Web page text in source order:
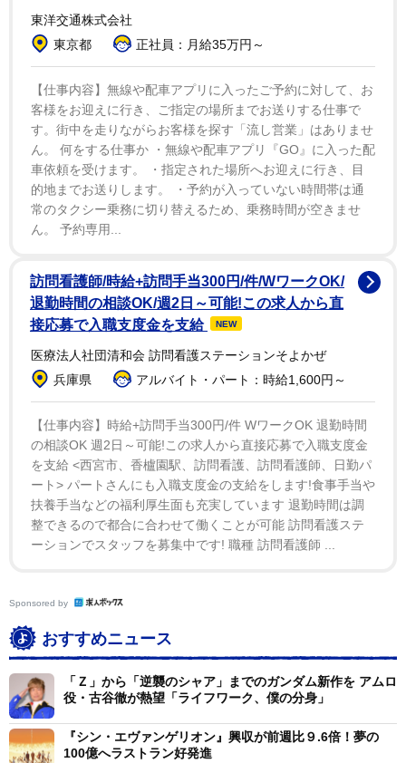
さらなるヒットを記念し２週目の入場者特典内容およ
び新規イラストを公開した。５週間限定「週替わり歴代
ガンダム劇場フィルム」は歴代シリーズの名場面をフィ
ルム化したもので、１８日以降の２週目は『機動戦士ガ
ンダム 逆襲のシャア』『機動戦士Ｚガンダム』『機動戦
士Ｚガンダム A New Translation 星を継ぐ者』『機動戦
士ＺガンダムⅡ A New Translation 恋人たち』『機動戦
士ＺガンダムⅢ A New Translation 星の鼓動は愛』『機
動戦士ガンダムＺＺ』が対象作品となる。新規イラスト
東洋交通株式会社
東京都
正社員：月給35万円～
【仕事内容】無線や配車アプリに入ったご予約に対して、お
客様をお迎えに行き、ご指定の場所までお送りする仕事で
す。街中を走りながらお客様を探す「流し営業」はありませ
ん。 何をする仕事か ・無線や配車アプリ『GO』に入った配
車依頼を受けます。 ・指定された場所へお迎えに行き、目
的地までお送りします。 ・予約が入っていない時間帯は通
常のタクシー乗務に切り替えるため、乗務時間が空きませ
ん。 予約専用...
訪問看護師/時給+訪問手当300円/件/WワークOK/
退勤時間の相談OK/週2日～可能!この求人から直
接応募で入職支度金を支給
NEW
医療法人社団清和会 訪問看護ステーションそよかぜ
兵庫県
アルバイト・パート：時給1,600円～
【仕事内容】時給+訪問手当300円/件 WワークOK 退勤時間
の相談OK 週2日～可能!この求人から直接応募で入職支度金
を支給 <西宮市、香櫨園駅、訪問看護、訪問看護師、日勤パ
ート> パートさんにも入職支度金の支給をします!食事手当や
扶養手当などの福利厚生面も充実しています 退勤時間は調
整できるので都合に合わせて働くことが可能 訪問看護ステ
ーションでスタッフを募集中です! 職種 訪問看護師 ...
Sponsored by
おすすめニュース
「Ｚ」から「逆襲のシャア」までのガンダム新作を アムロ
役・古谷徹が熱望「ライフワーク、僕の分身」
『シン・エヴァンゲリオン』興収が前週比９.6倍！夢の
100億へラストラン好発進